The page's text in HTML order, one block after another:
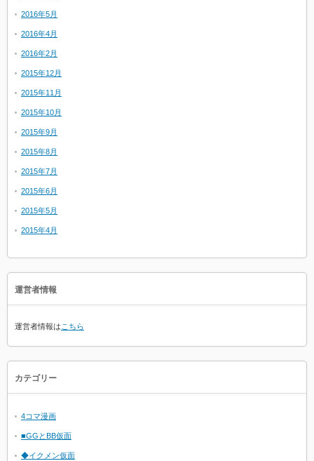
2016年5月
2016年4月
2016年2月
2015年12月
2015年11月
2015年10月
2015年9月
2015年8月
2015年7月
2015年6月
2015年5月
2015年4月
運営者情報
運営者情報は こちら
カテゴリー
4コマ漫画
■GGとBB仮面
◆イクメン仮面